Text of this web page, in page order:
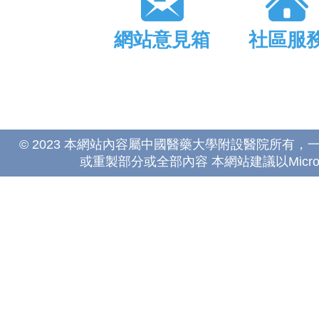
網站意見箱 社區服
© 2023 本網站內容屬中國醫藥大學附設醫院所有，
或重製部分或全部內容 本網站建議以